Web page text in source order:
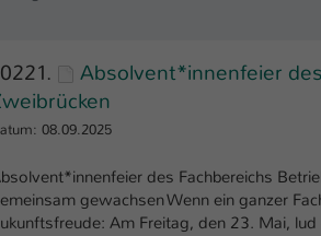
Absolvent*innenfeier
08.09.2025
des Fachbereichs
gewachsen Wenn ein ganzer
Am Freitag, den 23. Mai,